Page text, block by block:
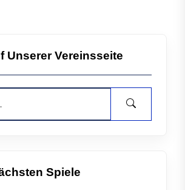
Unserer Vereinsseite
Spiele